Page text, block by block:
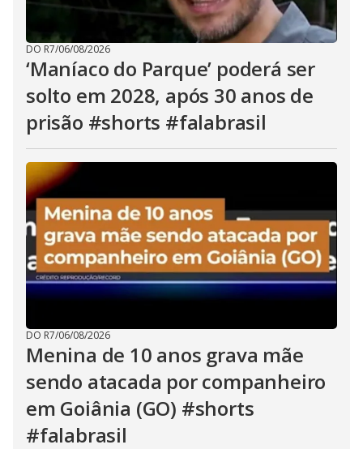
DO R7/06/08/2026
‘Maníaco do Parque’ poderá ser
solto em 2028, após 30 anos de
prisão #shorts #falabrasil
DO R7/06/08/2026
Menina de 10 anos grava mãe
sendo atacada por companheiro
em Goiânia (GO) #shorts
#falabrasil